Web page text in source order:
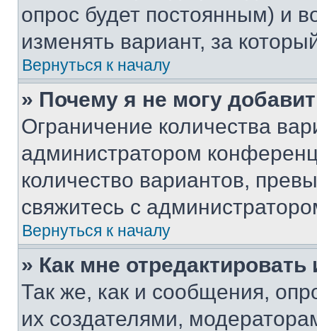
опрос будет постоянным) и
изменять вариант, за
Вернуться к началу
» Почему я не могу
Ограничение количества
администратором
количество вариантов,
свяжитесь с
Вернуться к началу
» Как мне
Так же, как и сообщения,
их создателями,